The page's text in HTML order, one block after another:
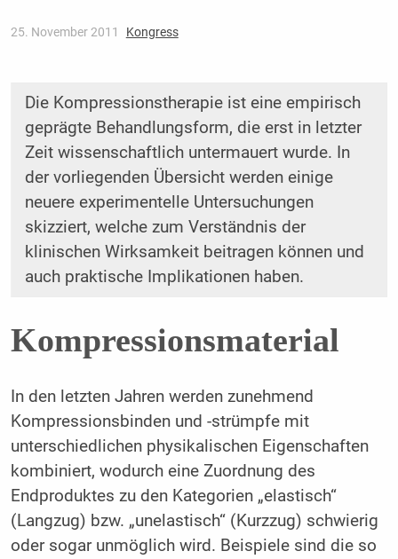
25. November 2011 Kongress
Die Kompressionstherapie ist eine empirisch
geprägte Behandlungsform, die erst in letzter
Zeit wissenschaftlich untermauert wurde. In
der vorliegenden Übersicht werden einige
neuere experimentelle Untersuchungen
skizziert, welche zum Verständnis der
klinischen Wirksamkeit beitragen können und
auch praktische Implikationen haben.
Kompressionsmaterial
In den letzten Jahren werden zunehmend
Kompressionsbinden und -strümpfe mit
unterschiedlichen physikalischen Eigenschaften
kombiniert, wodurch eine Zuordnung des
Endproduktes zu den Kategorien „elastisch“
(Langzug) bzw. „unelastisch“ (Kurzzug) schwierig
oder sogar unmöglich wird. Beispiele sind die so